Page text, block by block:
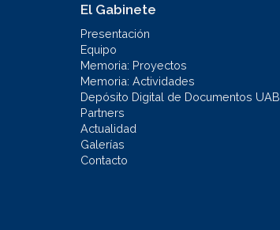
El Gabinete
Presentación
Equipo
Memoria: Proyectos
Memoria: Actividades
Depósito Digital de Documentos UAB
Partners
Actualidad
Galerías
Contacto